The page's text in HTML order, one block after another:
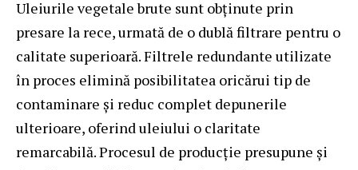
Uleiurile vegetale brute sunt obținute prin
presare la rece, urmată de o dublă filtrare pentru o
calitate superioară. Filtrele redundante utilizate
în proces elimină posibilitatea oricărui tip de
contaminare și reduc complet depunerile
ulterioare, oferind uleiului o claritate
remarcabilă. Procesul de producție presupune și